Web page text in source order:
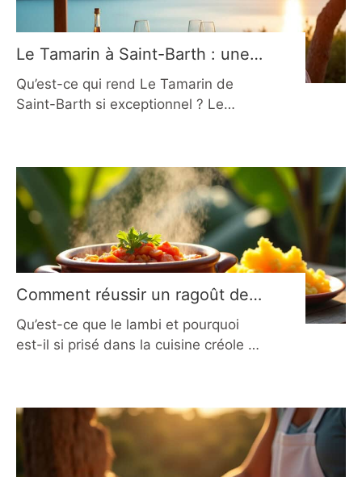
poisson à travers une cuisson en
bouillon aromatisé. En, il séduit
Le Tamarin à Saint-Barth : une
expérience culinaire à vivre en
2026
Qu’est-ce qui rend Le Tamarin de
Saint-Barth si exceptionnel ? Le
commence avant même d’entrer dans
la salle. À Grande Saline, entre les
senteurs de jasmin et le murmure des
feuilles de tamarinier, on quitte le
rythme de l’île pour entrer dans un
autre
Comment réussir un ragoût de
lambis aux épices créoles en
2026 ?
Qu’est-ce que le lambi et pourquoi
est-il si prisé dans la cuisine créole ?
coquillage emblématique des
Caraïbes, réputé pour sa chair ferme
et savoureuse. En, il reste un pilier de
la gastronomie antillaise,